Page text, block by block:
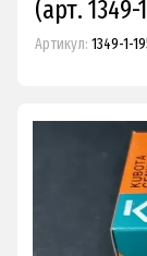
(арт. 1349-
Артикул: 1349-1-